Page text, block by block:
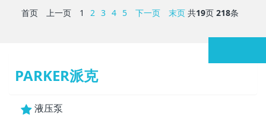
首页 上一页 1 2 3 4 5 下一页 末页 共19页218条
PARKER派克
液压泵